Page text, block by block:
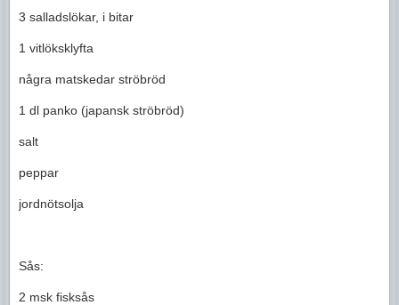
3 salladslökar, i bitar
1 vitlöksklyfta
några matskedar ströbröd
1 dl panko (japansk ströbröd)
salt
peppar
jordnötsolja
Sås:
2 msk fisksås